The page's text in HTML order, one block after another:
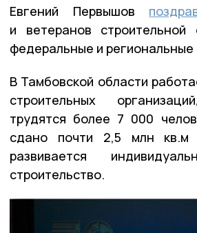
Евгений Первышов
и ветеранов строительной
федеральные и
В Тамбовской области
строительных
трудятся более 7 000
сдано почти 2,5 млн кв.м
развивается
строительство.